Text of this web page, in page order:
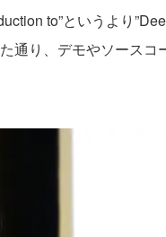
to”というより
通り、デモやソースコ